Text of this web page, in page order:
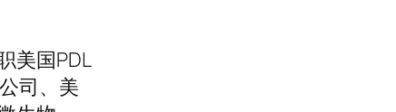
美国PDL
司、美